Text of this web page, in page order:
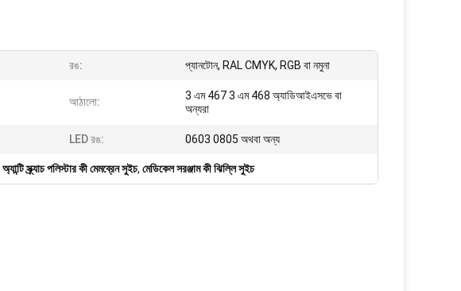
রঙ: প্যানটোন, RAL CMYK, RGB বা নমুনা
আঠালো:
3 এম 467 3 এম 468 অ্যাডিআইএসভে বা
অন্যরা
LED রঙ: 0603 0805 অথবা অন্য
অ্যান্টি স্ক্র্যাচ পলিস্টার কী মেমব্রেন সুইচ, মেডিকেল সরঞ্জাম কী ঝিল্লি সুইচ